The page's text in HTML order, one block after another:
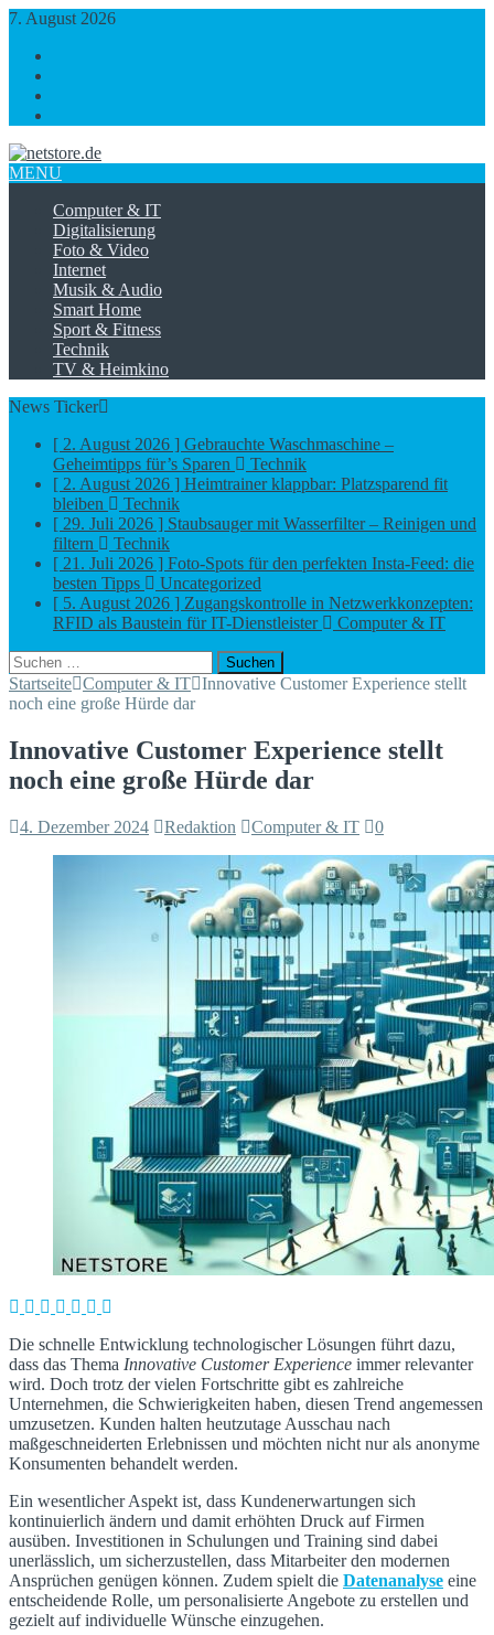
7. August 2026
MENU
Computer & IT
Digitalisierung
Foto & Video
Internet
Musik & Audio
Smart Home
Sport & Fitness
Technik
TV & Heimkino
News Ticker
[ 2. August 2026 ] Gebrauchte Waschmaschine –
Geheimtipps für’s Sparen
Technik
[ 2. August 2026 ] Heimtrainer klappbar: Platzsparend fit
bleiben
Technik
[ 29. Juli 2026 ] Staubsauger mit Wasserfilter – Reinigen und
filtern
Technik
[ 21. Juli 2026 ] Foto-Spots für den perfekten Insta-Feed: die
besten Tipps
Uncategorized
[ 5. August 2026 ] Zugangskontrolle in Netzwerkkonzepten:
RFID als Baustein für IT-Dienstleister
Computer & IT
Suchen
nach:
Startseite Computer & IT Innovative Customer Experience stellt
noch eine große Hürde dar
Innovative Customer Experience stellt
noch eine große Hürde dar
4. Dezember 2024 Redaktion Computer & IT 0
Die schnelle Entwicklung technologischer Lösungen führt dazu,
dass das Thema Innovative Customer Experience immer relevanter
wird. Doch trotz der vielen Fortschritte gibt es zahlreiche
Unternehmen, die Schwierigkeiten haben, diesen Trend angemessen
umzusetzen. Kunden halten heutzutage Ausschau nach
maßgeschneiderten Erlebnissen und möchten nicht nur als anonyme
Konsumenten behandelt werden.
Ein wesentlicher Aspekt ist, dass Kundenerwartungen sich
kontinuierlich ändern und damit erhöhten Druck auf Firmen
ausüben. Investitionen in Schulungen und Training sind dabei
unerlässlich, um sicherzustellen, dass Mitarbeiter den modernen
Ansprüchen genügen können. Zudem spielt die Datenanalyse eine
entscheidende Rolle, um personalisierte Angebote zu erstellen und
gezielt auf individuelle Wünsche einzugehen.